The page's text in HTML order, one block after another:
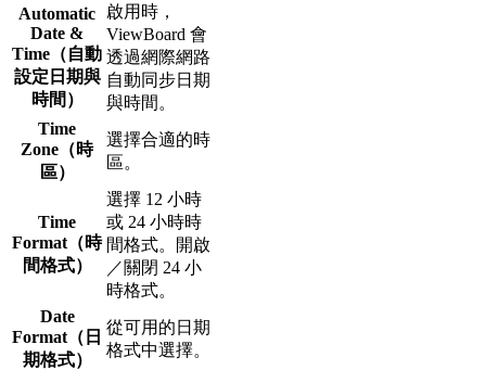
Automatic
Date &
Time（自動
設定日期與
時間）
啟用時，
ViewBoard 會
透過網際網路
自動同步日期
與時間。
Time
Zone（時
區）
選擇合適的時
區。
Time
Format（時
間格式）
選擇 12 小時
或 24 小時時
間格式。開啟
／關閉 24 小
時格式。
Date
Format（日
期格式）
從可用的日期
格式中選擇。